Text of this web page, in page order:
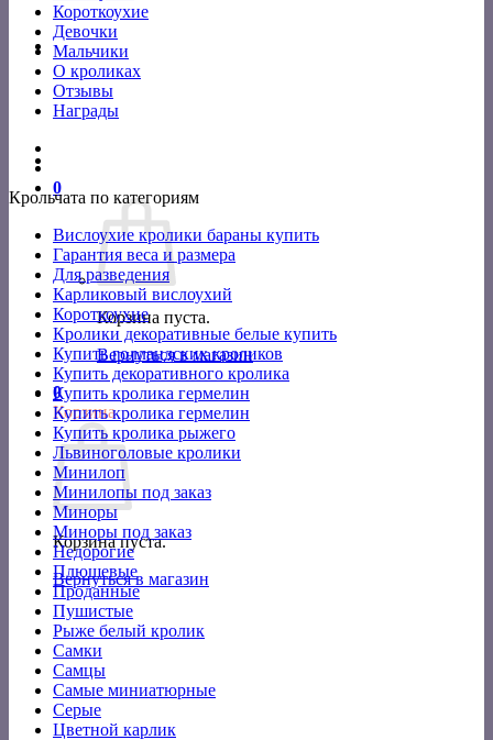
Короткоухие
Девочки
Мальчики
О кроликах
Отзывы
Награды
0
Корзина пуста.
Вернуться в магазин
0
Корзина
Корзина пуста.
Вернуться в магазин
Крольчата по категориям
Вислоухие кролики бараны купить
Гарантия веса и размера
Для разведения
Карликовый вислоухий
Короткоухие
Кролики декоративные белые купить
Купить голландских кроликов
Купить декоративного кролика
Купить кролика гермелин
Купить кролика гермелин
Купить кролика рыжего
Львиноголовые кролики
Минилоп
Минилопы под заказ
Миноры
Миноры под заказ
Недорогие
Плюшевые
Проданные
Пушистые
Рыже белый кролик
Самки
Самцы
Самые миниатюрные
Серые
Цветной карлик